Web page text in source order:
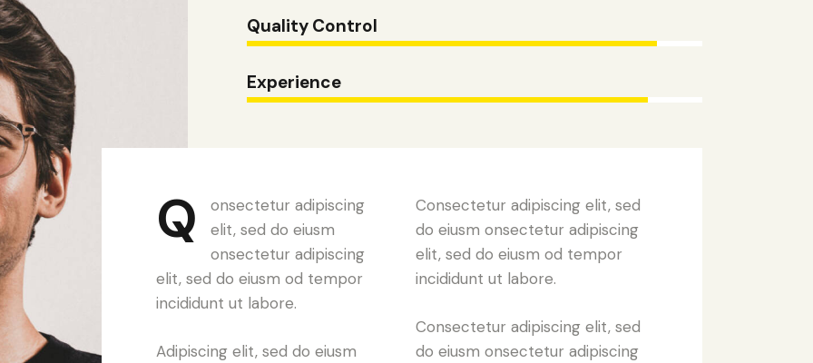
Quality Control
Experience
Q
onsectetur adipiscing
elit, sed do eiusm
onsectetur adipiscing
elit, sed do eiusm od tempor
incididunt ut labore.
Adipiscing elit, sed do eiusm
Consectetur adipiscing elit, sed
do eiusm onsectetur adipiscing
elit, sed do eiusm od tempor
incididunt ut labore.
Consectetur adipiscing elit, sed
do eiusm onsectetur adipiscing